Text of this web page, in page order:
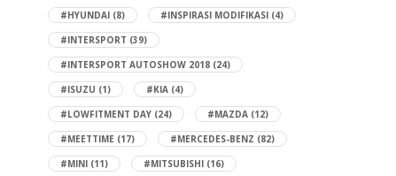
#HYUNDAI (8) #INSPIRASI MODIFIKASI (4)
#INTERSPORT (39)
#INTERSPORT AUTOSHOW 2018 (24)
#ISUZU (1) #KIA (4)
#LOWFITMENT DAY (24) #MAZDA (12)
#MEETTIME (17) #MERCEDES-BENZ (82)
#MINI (11) #MITSUBISHI (16)